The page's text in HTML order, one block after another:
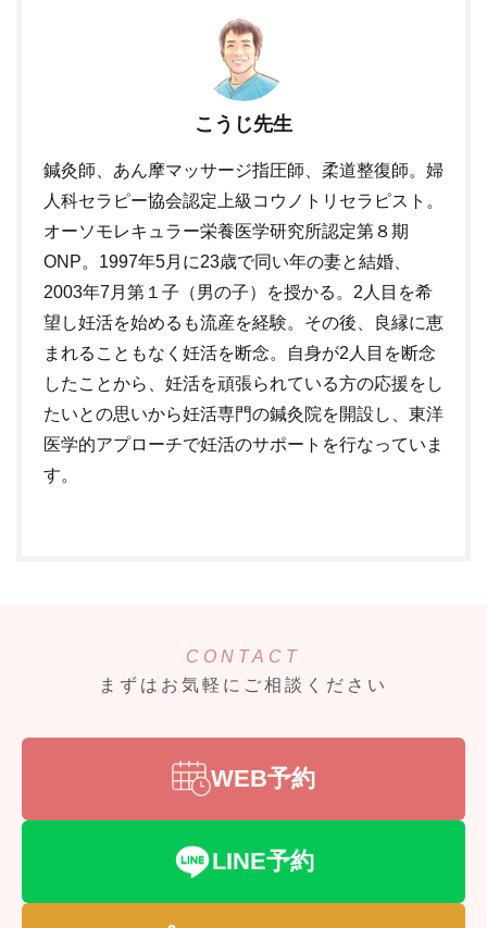
こうじ先生
鍼灸師、あん摩マッサージ指圧師、柔道整復師。婦
人科セラピー協会認定上級コウノトリセラピスト。
オーソモレキュラー栄養医学研究所認定第８期
ONP。1997年5月に23歳で同い年の妻と結婚、
2003年7月第１子（男の子）を授かる。2人目を希
望し妊活を始めるも流産を経験。その後、良縁に恵
まれることもなく妊活を断念。自身が2人目を断念
したことから、妊活を頑張られている方の応援をし
たいとの思いから妊活専門の鍼灸院を開設し、東洋
医学的アプローチで妊活のサポートを行なっていま
す。
CONTACT
まずはお気軽にご相談ください
WEB予約
LINE予約